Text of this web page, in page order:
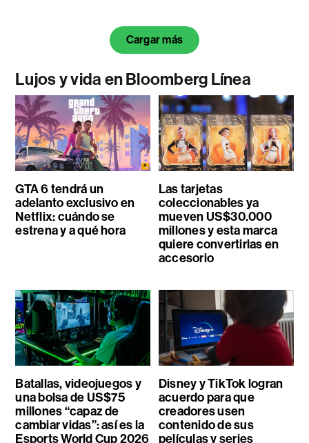
Cargar más
Lujos y vida en Bloomberg Línea
GTA 6 tendrá un
adelanto exclusivo en
Netflix: cuándo se
estrena y a qué hora
Las tarjetas
coleccionables ya
mueven US$30.000
millones y esta marca
quiere convertirlas en
accesorio
Batallas, videojuegos y
una bolsa de US$75
millones “capaz de
cambiar vidas”: así es la
Esports World Cup 2026
Disney y TikTok logran
acuerdo para que
creadores usen
contenido de sus
películas y series